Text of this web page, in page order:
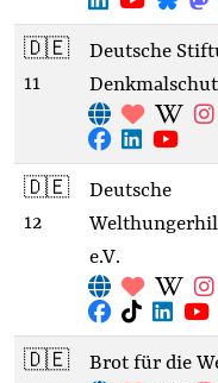
🇩🇪
11
Deutsche
🇩🇪
12
Deutsche
e.V.
🇩🇪
Brot für die